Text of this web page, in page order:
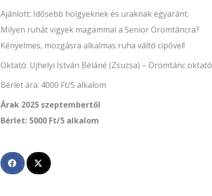
Ajánlott: Idősebb hölgyeknek és uraknak egyaránt.
Milyen ruhát vigyek magammal a Senior Örömtáncra?
Kényelmes, mozgásra alkalmas ruha váltó cipővel!
Oktató: Ujhelyi István Béláné (Zsuzsa) – Örömtánc oktató
Bérlet ára: 4000 Ft/5 alkalom
Árak 2025 szeptembertől
Bérlet: 5000 Ft/5 alkalom